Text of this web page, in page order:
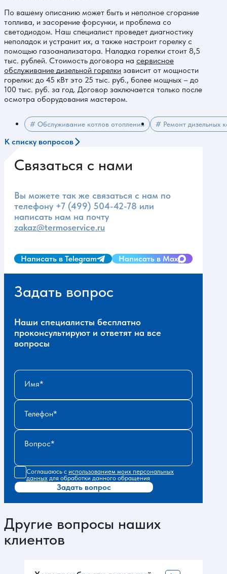
По вашему описанию может быть и неполное сгорание
топлива, и засорение форсунки, и проблема со
светодиодом. Наш специалист проведет диагностику
неполадок и устранит их, а также настроит горелку с
помощью газоанализатора. Наладка горелки стоит 8,5
тыс. рублей. Стоимость договора на сервисное
обслуживание дизельной горелки зависит от мощности
горелки: до 45 кВт это 25 тыс. руб., более мощных – до
100 тыс. руб. за год. Договор заключается только после
осмотра оборудования мастером.
# Обслуживание котлов отопления # Ремонт дизельных
К списку вопросов
Связаться с нами
Вы можете так же связаться с нам по
телефону +7 (499) 504-42-78 или
написать нам на почту
zakaz@termoservice.ru
Написать в Telegram Написать в Max
Задать вопрос
Наши специалисты бесплатно
проконсультируют и ответят на все
вопросы
Имя
Телефон
Вопрос
Соглашаюсь с использованием моих персональных
данных для обработки данного обращения
Задать вопрос
Другие вопросы наших
клиентов